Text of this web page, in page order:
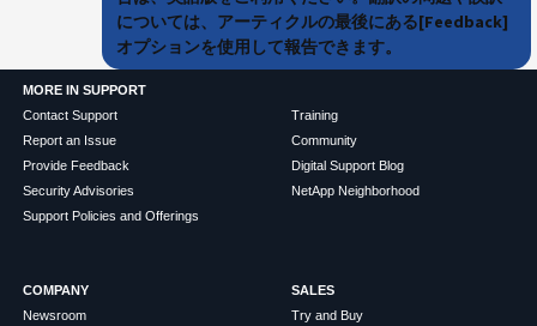
については、アーティクルの最後にある[Feedback]
オプションを使用して報告できます。
MORE IN SUPPORT
Contact Support
Report an Issue
Provide Feedback
Security Advisories
Support Policies and Offerings
Training
Community
Digital Support Blog
NetApp Neighborhood
COMPANY
Newsroom
SALES
Try and Buy